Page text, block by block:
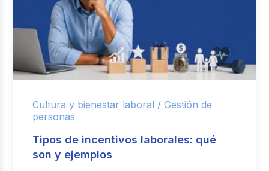
Cultura y bienestar laboral / Gestión de
personas
Tipos de incentivos laborales: qué
son y ejemplos